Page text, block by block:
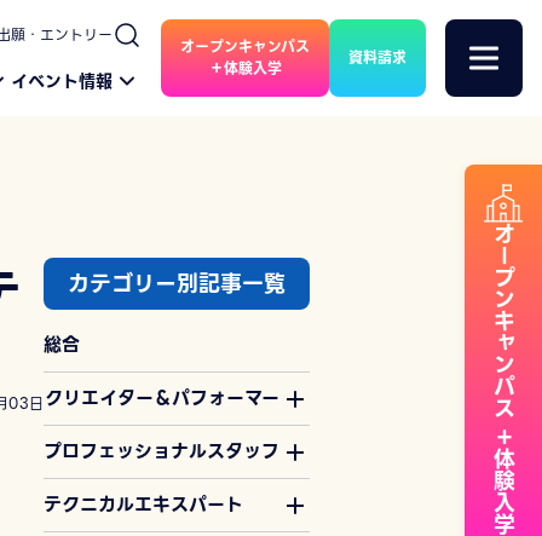
願・エントリー
イベント情報
オープンキャンパス
＋体験入学
資料請求
03日
カテゴリー別記事一覧
総合
クリエイター＆パフォーマー
プロフェッショナルスタッフ
テクニカルエキスパート
オープンキャンパス
＋体験入学